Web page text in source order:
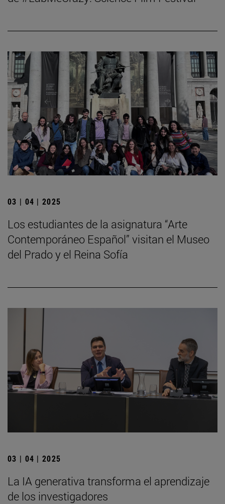
03 | 04 | 2025
Los estudiantes de la asignatura “Arte
Contemporáneo Español” visitan el Museo
del Prado y el Reina Sofía
03 | 04 | 2025
La IA generativa transforma el aprendizaje
de los investigadores